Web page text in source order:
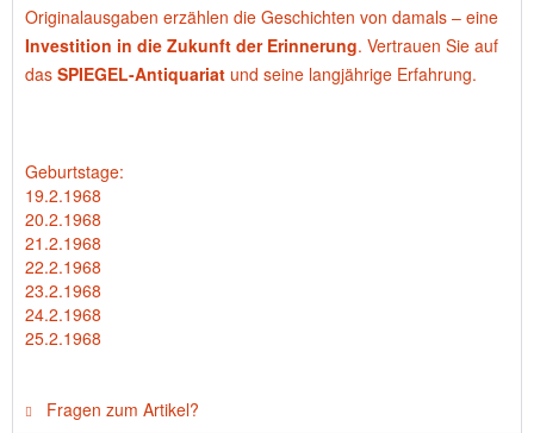
Originalausgaben erzählen die Geschichten von damals – eine
Investition in die Zukunft der Erinnerung. Vertrauen Sie auf
das SPIEGEL-Antiquariat und seine langjährige Erfahrung.
Geburtstage:
19.2.1968
20.2.1968
21.2.1968
22.2.1968
23.2.1968
24.2.1968
25.2.1968
Fragen zum Artikel?